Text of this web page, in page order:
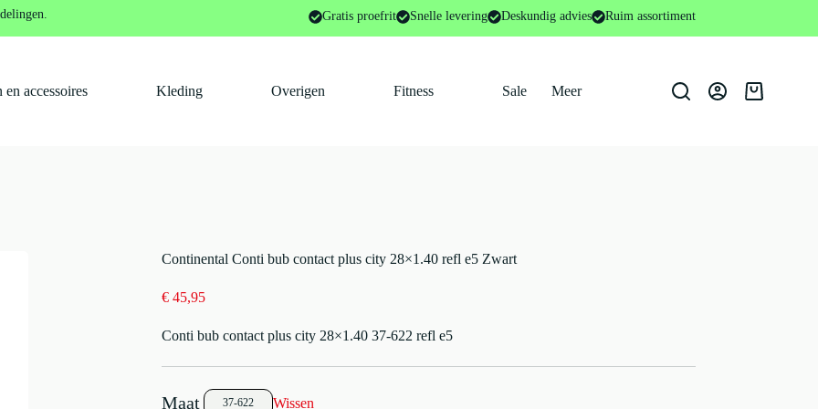
Gratis proefrit Snelle levering Deskundig advies Ruim assortiment
en accessoires Kleding Overigen Fitness Sale Meer
Conti bub contact plus city 28×1.40 refl e5 Zwart
Continental Conti bub contact plus city 28×1.40 refl e5 Zwart
€45,95
Conti bub contact plus city 28×1.40 37-622 refl e5
37-622 Wissen